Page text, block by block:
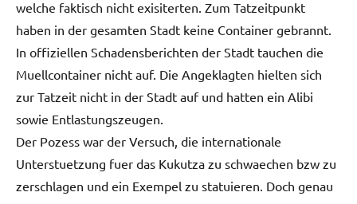
welche faktisch nicht exisiterten. Zum Tatzeitpunkt
haben in der gesamten Stadt keine Container gebrannt.
In offiziellen Schadensberichten der Stadt tauchen die
Muellcontainer nicht auf. Die Angeklagten hielten sich
zur Tatzeit nicht in der Stadt auf und hatten ein Alibi
sowie Entlastungszeugen.
Der Pozess war der Versuch, die internationale
Unterstuetzung fuer das Kukutza zu schwaechen bzw zu
zerschlagen und ein Exempel zu statuieren. Doch genau